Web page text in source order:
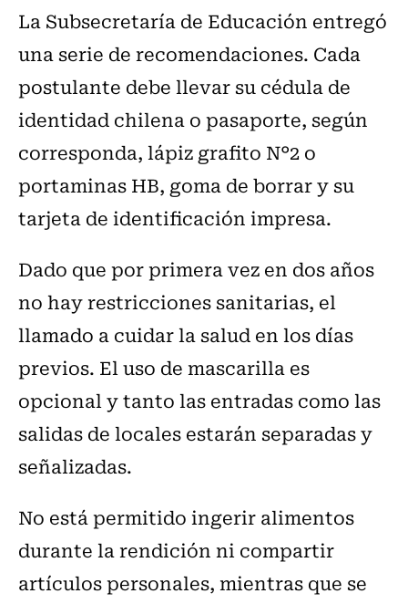
La Subsecretaría de Educación entregó
una serie de recomendaciones. Cada
postulante debe llevar su cédula de
identidad chilena o pasaporte, según
corresponda, lápiz grafito N°2 o
portaminas HB, goma de borrar y su
tarjeta de identificación impresa.
Dado que por primera vez en dos años
no hay restricciones sanitarias, el
llamado a cuidar la salud en los días
previos. El uso de mascarilla es
opcional y tanto las entradas como las
salidas de locales estarán separadas y
señalizadas.
No está permitido ingerir alimentos
durante la rendición ni compartir
artículos personales, mientras que se